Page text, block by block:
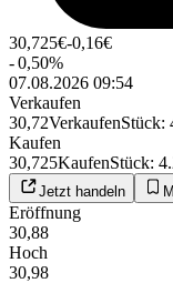
30,725€-0,16€
-0,50%
07.08.2026 09:54
Verkaufen
30,72VerkaufenStück:
Kaufen
30,725KaufenStück:
Jetzt handeln
Eröffnung
30,88
Hoch
30,98